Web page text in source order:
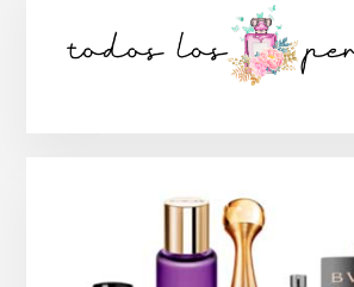
lateral